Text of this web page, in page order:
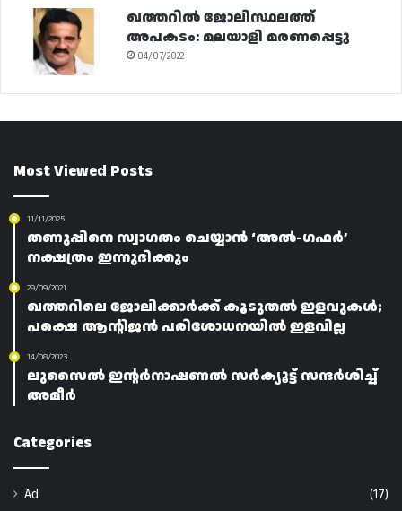
ഖത്തറിൽ ജോലിസ്ഥലത്ത്
അപകടം: മലയാളി മരണപ്പെട്ടു
04/07/2022
Most Viewed Posts
11/11/2025
തണുപ്പിനെ സ്വാഗതം ചെയ്യാൻ ‘അൽ-ഗഫർ’
നക്ഷത്രം ഇന്നുദിക്കും
29/09/2021
ഖത്തറിലെ ജോലിക്കാർക്ക് കൂടുതൽ ഇളവുകൾ;
പക്ഷെ ആന്റിജൻ പരിശോധനയിൽ ഇളവില്ല
14/08/2023
ലുസൈൽ ഇന്റർനാഷണൽ സർക്യൂട്ട് സന്ദർശിച്ച്
അമീർ
Categories
Ad
(17)